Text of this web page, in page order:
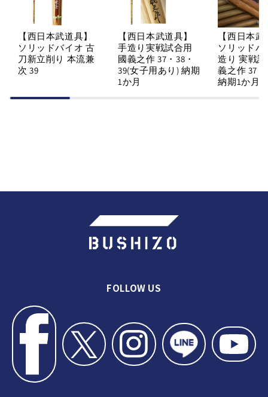
【西日本武道具】
ソリッドバイオ 古
刀新立削り 本流兼
次 39
【西日本武道具】
手造り実戦試合用
國義之作 37・38・
39(女子用あり) 納期
1か月
【西日本
ソリッドバ
造り 実戦
義之作 37・
納期1か月
FOLLOW US